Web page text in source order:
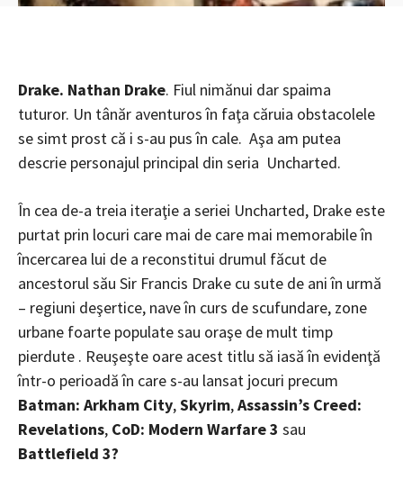
Drake. Nathan Drake. Fiul nimănui dar spaima
tuturor. Un tânăr aventuros în faţa căruia obstacolele
se simt prost că i s-au pus în cale. Aşa am putea
descrie personajul principal din seria Uncharted.
În cea de-a treia iteraţie a seriei Uncharted, Drake este
purtat prin locuri care mai de care mai memorabile în
încercarea lui de a reconstitui drumul făcut de
ancestorul său Sir Francis Drake cu sute de ani în urmă
– regiuni deşertice, nave în curs de scufundare, zone
urbane foarte populate sau oraşe de mult timp
pierdute . Reuşeşte oare acest titlu să iasă în evidenţă
într-o perioadă în care s-au lansat jocuri precum
Batman: Arkham City,Skyrim,Assassin’s Creed:
Revelations, CoD: Modern Warfare 3 sau
Battlefield 3?